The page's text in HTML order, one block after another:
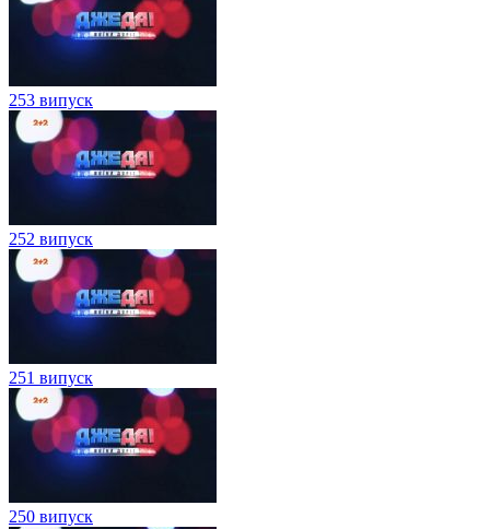
253 випуск
252 випуск
251 випуск
250 випуск